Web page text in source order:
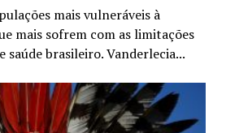
mais vulneráveis à
mais sofrem com as limitações
saúde brasileiro. Vanderlecia...